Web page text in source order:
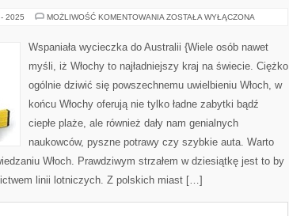
2025 MOŻLIWOŚĆ KOMENTOWANIA WŁOCHY
NAJŁADNIEJSZYCH
NA
ZOSTAŁA WYŁĄCZONA
Wspaniała wycieczka do Australii {Wiele osób nawet
myśli, iż Włochy to najładniejszy kraj na świecie. Ciężko
ogólnie dziwić się powszechnemu uwielbieniu Włoch, w
końcu Włochy oferują nie tylko ładne zabytki bądź
ciepłe plaże, ale również dały nam genialnych
naukowców, pyszne potrawy czy szybkie auta. Warto
Włoch. Prawdziwym strzałem w dziesiątkę jest to by
linii lotniczych. Z polskich miast […]